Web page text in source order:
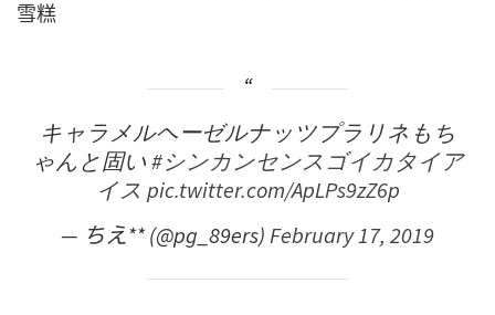
雪糕
キャラメルヘーゼルナッツプラリネもち
ゃんと固い#シンカンセンスゴイカタイア
イス pic.twitter.com/ApLPs9zZ6p
— ちえ** (@pg_89ers)February 17, 2019